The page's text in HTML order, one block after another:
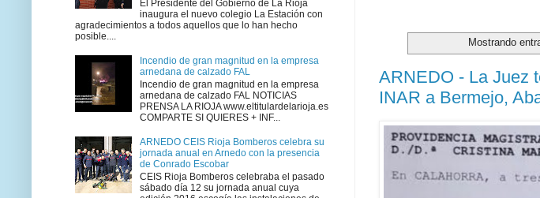
Mostrando
ARNEDO - La Juez
INAR a Bermejo,
El Presidente del Gobierno de La Rioja
inaugura el nuevo colegio La Estación con
agradecimientos a todos aquellos que lo han hecho
posible....
Incendio de gran magnitud en la empresa
arnedana de calzado FAL
Incendio de gran magnitud en la empresa
arnedana de calzado FAL NOTICIAS
PRENSA LA RIOJA www.eltitulardelarioja.es
COMPARTE SI QUIERES + INF...
ARNEDO CEIS Rioja Bomberos celebra su
jornada anual en Arnedo con la presencia
de Conrado Escobar
CEIS Rioja Bomberos celebraba el pasado
sábado día 12 su jornada anual cuya